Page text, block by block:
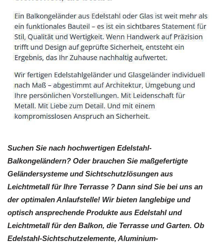
Suchen Sie nach hochwertigen Edelstahl-
Balkongeländern? Oder brauchen Sie maßgefertigte
Geländersysteme und Sichtschutzlösungen aus
Leichtmetall für Ihre Terrasse ? Dann sind Sie bei uns an
der optimalen Anlaufstelle! Wir bieten langlebige und
optisch ansprechende Produkte aus Edelstahl und
Leichtmetall für den Balkon, die Terrasse und Garten. Ob
Edelstahl-Sichtschutzelemente, Aluminium-